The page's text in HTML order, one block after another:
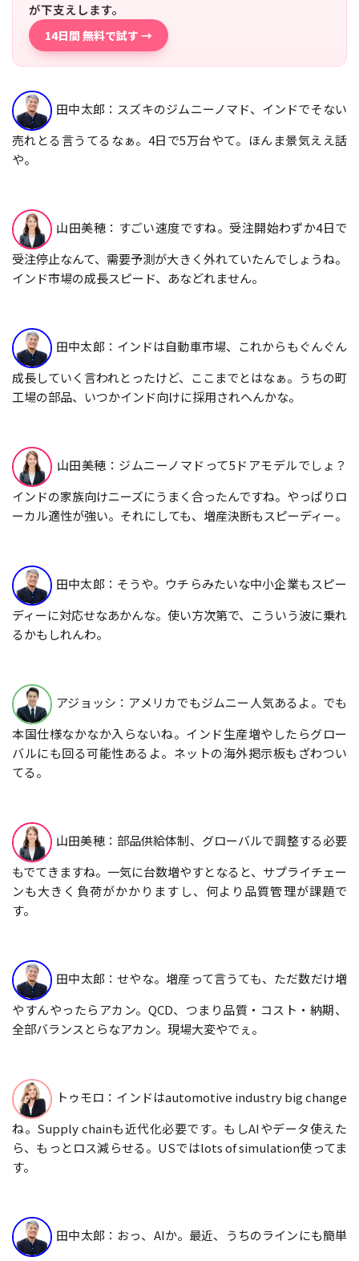
が下支えします。
14日間 無料で試す →
田中太郎：スズキのジムニーノマド、インドでそない
売れとる言うてるなぁ。4日で5万台やて。ほんま景気ええ話
や。
山田美穂：すごい速度ですね。受注開始わずか4日で
受注停止なんて、需要予測が大きく外れていたんでしょうね。
インド市場の成長スピード、あなどれません。
田中太郎：インドは自動車市場、これからもぐんぐん
成長していく言われとったけど、ここまでとはなぁ。うちの町
工場の部品、いつかインド向けに採用されへんかな。
山田美穂：ジムニーノマドって5ドアモデルでしょ？
インドの家族向けニーズにうまく合ったんですね。やっぱりロ
ーカル適性が強い。それにしても、増産決断もスピーディー。
田中太郎：そうや。ウチらみたいな中小企業もスピー
ディーに対応せなあかんな。使い方次第で、こういう波に乗れ
るかもしれんわ。
アジョッシ：アメリカでもジムニー人気あるよ。でも
本国仕様なかなか入らないね。インド生産増やしたらグロー
バルにも回る可能性あるよ。ネットの海外掲示板もざわつい
てる。
山田美穂：部品供給体制、グローバルで調整する必要
もでてきますね。一気に台数増やすとなると、サプライチェー
ンも大きく負荷がかかりますし、何より品質管理が課題で
す。
田中太郎：せやな。増産って言うても、ただ数だけ増
やすんやったらアカン。QCD、つまり品質・コスト・納期、
全部バランスとらなアカン。現場大変やでぇ。
トゥモロ：インドはautomotive industry big change
ね。Supply chainも近代化必要です。もしAIやデータ使えた
ら、もっとロス減らせる。USではlots of simulation使ってま
す。
田中太郎：おっ、AIか。最近、うちのラインにも簡単